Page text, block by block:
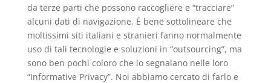
da terze parti che possono raccogliere e “tracciare”
alcuni dati di navigazione. È bene sottolineare che
moltissimi siti italiani e stranieri fanno normalmente
uso di tali tecnologie e soluzioni in “outsourcing”, ma
sono ben pochi coloro che lo segnalano nelle loro
“Informative Privacy”. Noi abbiamo cercato di farlo e